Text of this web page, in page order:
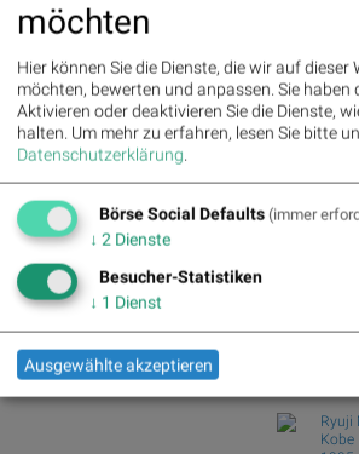
Salzgitter
Garmin und
Börse
Harry
Ryuji
Kobe
möchten
Hier können Sie die Dienste, die wir auf dieser
möchten, bewerten und anpassen. Sie haben
Aktivieren oder deaktivieren Sie die Dienste,
halten. Um mehr zu erfahren, lesen Sie bitte
Datenschutzerklärung.
Börse Social Defaults (immer
↓ 2 Dienste
Besucher-Statistiken
↓ 1 Dienst
Ausgewählte akzeptieren